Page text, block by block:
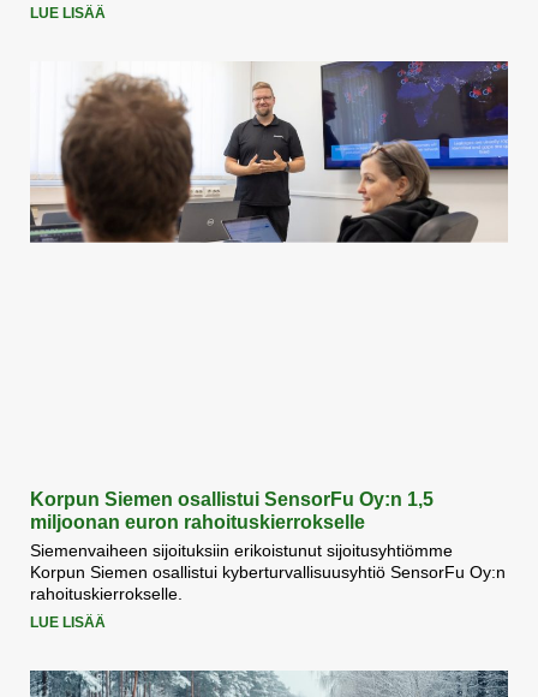
LUE LISÄÄ
Korpun Siemen osallistui SensorFu Oy:n 1,5
miljoonan euron rahoituskierrokselle
Siemenvaiheen sijoituksiin erikoistunut sijoitusyhtiömme
Korpun Siemen osallistui kyberturvallisuusyhtiö SensorFu Oy:n
rahoituskierrokselle.
LUE LISÄÄ